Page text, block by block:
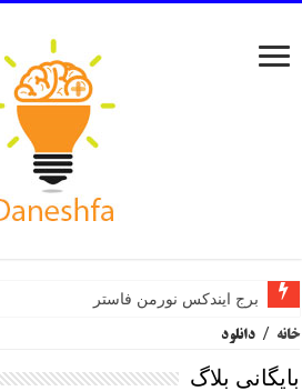
برج ایندکس نورمن فاستر
خانه / دانلود
بایگانی بلاگ